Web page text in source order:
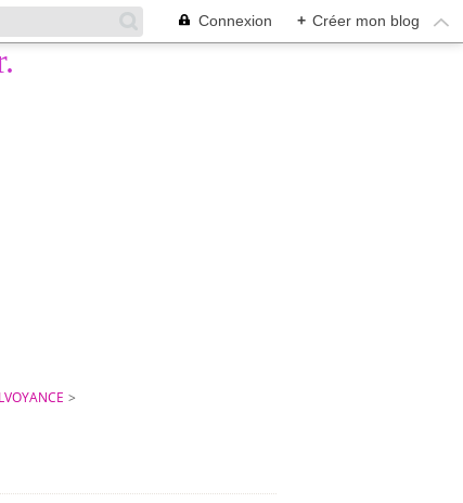
Connexion + Créer mon blog
>